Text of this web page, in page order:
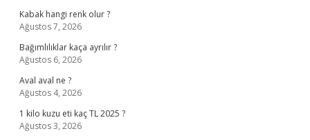
Kabak hangi renk olur ?
Ağustos 7, 2026
Bağımlılıklar kaça ayrılır ?
Ağustos 6, 2026
Aval aval ne ?
Ağustos 4, 2026
1 kilo kuzu eti kaç TL 2025 ?
Ağustos 3, 2026